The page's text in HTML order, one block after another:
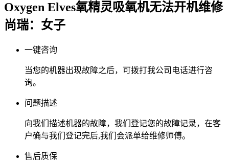
Oxygen Elves氧精灵吸氧机无法开机维修
尚瑞：女子
一键咨询
当您的机器出现故障之后，可拨打我公司电话进行咨
询。
问题描述
向我们描述机器的故障，我们登记您的故障记录，在客
户确与我们登记完后,我们会派单给维修师傅。
售后质保